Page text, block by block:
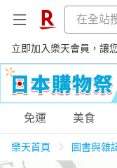
立即加入樂天會員，讓
購物網分類
免運 美食
樂天首頁 圖書與雜